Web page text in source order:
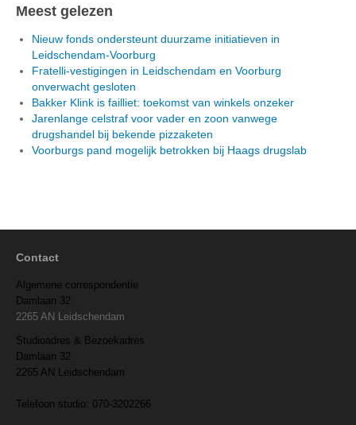
Meest gelezen
Nieuw fonds ondersteunt duurzame initiatieven in
Leidschendam-Voorburg
Fratelli-vestigingen in Leidschendam en Voorburg
onverwacht gesloten
Bakker Klink is failliet: toekomst van winkels onzeker
Jarenlange celstraf voor vader en zoon vanwege
drugshandel bij bekende pizzaketen
Voorburgs pand mogelijk betrokken bij Haags drugslab
Contact
Algemene correspondentie
Damlaan 32
2265 AN Leidschendam
Studioadres & Bezoekadres
Damlaan 32
2265 AN Leidschendam
Telefoon studio: 070-3202266